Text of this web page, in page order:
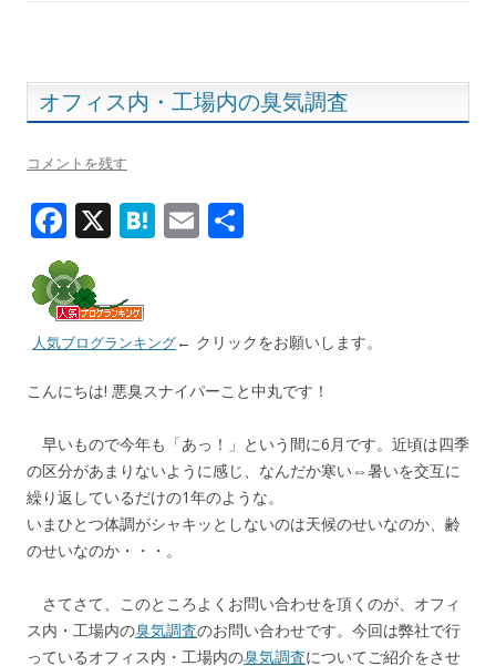
k
オフィス内・工場内の臭気調査
コメントを残す
F
ac
e
b
o
o
k
X H
n
a
E
l
人気ブログランキング← クリックをお願いします。
こんにちは! 悪臭スナイパーこと中丸です！
早いもので今年も「あっ！」という間に6月です。近頃は四季
の区分があまりないように感じ、なんだか寒い⇔暑いを交互に
繰り返しているだけの1年のような。
いまひとつ体調がシャキッとしないのは天候のせいなのか、齢
のせいなのか・・・。
さてさて、このところよくお問い合わせを頂くのが、オフィ
ス内・工場内の臭気調査のお問い合わせです。今回は弊社で行
っているオフィス内・工場内の臭気調査についてご紹介をさせ